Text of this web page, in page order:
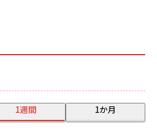
1週間 1か月